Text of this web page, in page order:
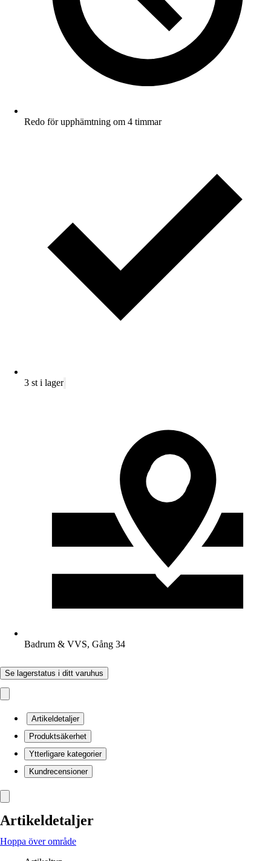
Redo för upphämtning om 4 timmar
3 st i lager
Badrum & VVS, Gång 34
Se lagerstatus i ditt varuhus
Artikeldetaljer
Produktsäkerhet
Ytterligare kategorier
Kundrecensioner
Artikeldetaljer
Hoppa över område